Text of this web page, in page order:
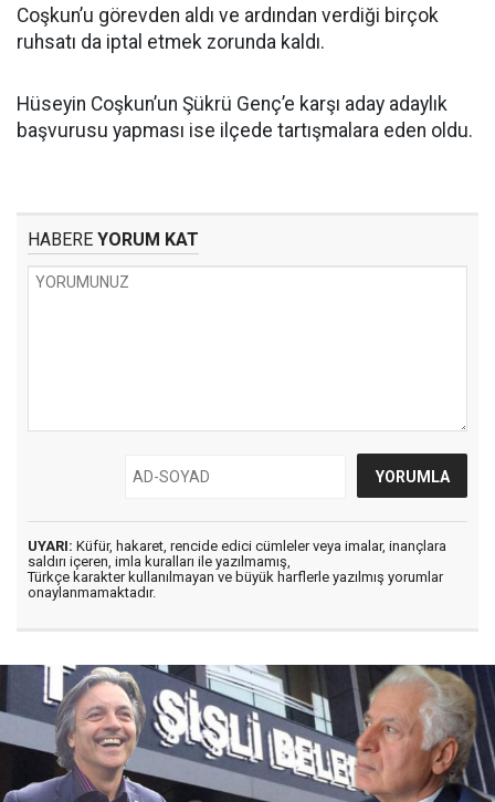
Coşkun’u görevden aldı ve ardından verdiği birçok
ruhsatı da iptal etmek zorunda kaldı.
Hüseyin Coşkun’un Şükrü Genç’e karşı aday adaylık
başvurusu yapması ise ilçede tartışmalara eden oldu.
HABERE YORUM KAT
UYARI: Küfür, hakaret, rencide edici cümleler veya imalar, inançlara
saldırı içeren, imla kuralları ile yazılmamış,
Türkçe karakter kullanılmayan ve büyük harflerle yazılmış yorumlar
onaylanmamaktadır.